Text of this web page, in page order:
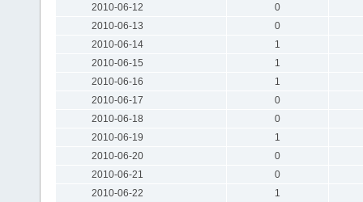
2010-06-12
0
2010-06-13
0
2010-06-14
1
2010-06-15
1
2010-06-16
1
2010-06-17
0
2010-06-18
0
2010-06-19
1
2010-06-20
0
2010-06-21
0
2010-06-22
1